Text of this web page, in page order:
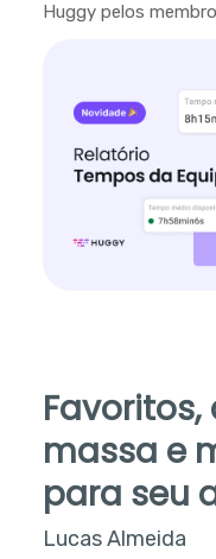
Huggy pelos
massa e
para seu
Lucas Almeida